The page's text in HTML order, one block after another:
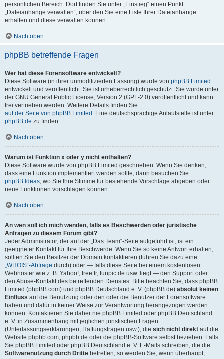
persönlichen Bereich. Dort finden Sie unter „Einstieg“ einen Punkt
„Dateianhänge verwalten“, über den Sie eine Liste Ihrer Dateianhänge
erhalten und diese verwalten können.
Nach oben
phpBB betreffende Fragen
Wer hat diese Forensoftware entwickelt?
Diese Software (in ihrer unmodifizierten Fassung) wurde von phpBB Limited
entwickelt und veröffentlicht. Sie ist urheberrechtlich geschützt. Sie wurde unter
der GNU General Public License, Version 2 (GPL-2.0) veröffentlicht und kann
frei vertrieben werden. Weitere Details finden Sie
auf der Seite von phpBB Limited . Eine deutschsprachige Anlaufstelle ist unter
phpBB.de zu finden.
Nach oben
Warum ist Funktion x oder y nicht enthalten?
Diese Software wurde von phpBB Limited geschrieben. Wenn Sie denken,
dass eine Funktion implementiert werden sollte, dann besuchen Sie
phpBB Ideas, wo Sie Ihre Stimme für bestehende Vorschläge abgeben oder
neue Funktionen vorschlagen können.
Nach oben
An wen soll ich mich wenden, falls es Beschwerden oder juristische
Anfragen zu diesem Forum gibt?
Jeder Administrator, der auf der „Das Team“-Seite aufgeführt ist, ist ein
geeigneter Kontakt für Ihre Beschwerde. Wenn Sie so keine Antwort erhalten,
sollten Sie den Besitzer der Domain kontaktieren (führen Sie dazu eine
„WHOIS“-Abfrage durch) oder — falls diese Seite bei einem kostenlosen
Webhoster wie z. B. Yahoo!, free.fr, funpic.de usw. liegt — den Support oder
den Abuse-Kontakt des betreffenden Dienstes. Bitte beachten Sie, dass phpBB
Limited (phpBB.com) und phpBB Deutschland e. V. (phpBB.de) absolut keinen
Einfluss auf die Benutzung oder den oder die Benutzer der Forensoftware
haben und dafür in keiner Weise zur Verantwortung herangezogen werden
können. Kontaktieren Sie daher nie phpBB Limited oder phpBB Deutschland
e. V. in Zusammenhang mit jeglichen juristischen Fragen
(Unterlassungserklärungen, Haftungsfragen usw.), die sich nicht direkt auf die
Website phpbb.com, phpbb.de oder die phpBB-Software selbst beziehen. Falls
Sie phpBB Limited oder phpBB Deutschland e. V. E-Mails schreiben, die die
Softwarenutzung durch Dritte betreffen, so werden Sie, wenn überhaupt,